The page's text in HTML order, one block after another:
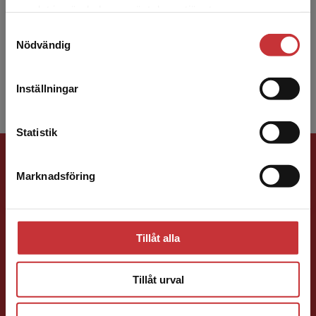
Nödvändig
Inställningar
Statistik
Marknadsföring
Tillåt alla
Tillåt urval
studentlitteratur.se via en enhet utanför Sverige.
Vi erbjuder inte leveranser utanför Sverige. För
att kunna slutföra ett köp måste
Rein Lallo är organisationskonsult och
arbete med ledare och ledningsgrupper på
Förläggare Ekonomi Forskningsmetodik